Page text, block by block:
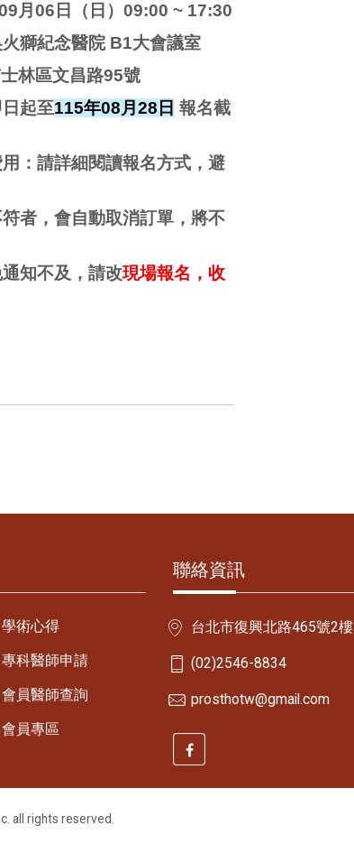
月06日（日）09:00 ~ 17:30
獅紀念醫院 B1大會議室
林區文昌路95號
起至115年08月28日 報名截
：請詳細閱讀報名方式，避
者，會自動取消訂單，將不
知不及，請改現場報名，收
學術心得
專科醫師申請
會員醫師查詢
會員專區
聯絡資訊
台北市復興北路465號2樓
(02)2546-8834
prosthotw@gmail.com
. all rights reserved.